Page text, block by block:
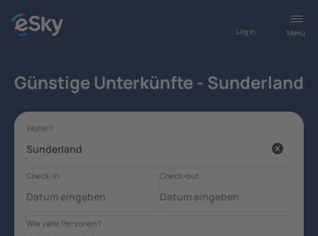
Menü
Log in
Günstige Unterkünfte - Sunderland